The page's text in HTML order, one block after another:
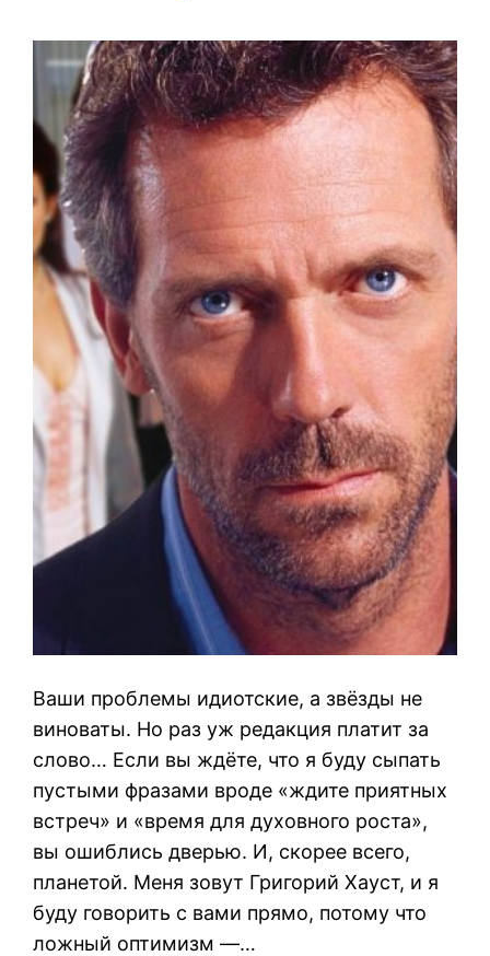
Ваши проблемы идиотские, а звёзды не
виноваты. Но раз уж редакция платит за
слово… Если вы ждёте, что я буду сыпать
пустыми фразами вроде «ждите приятных
встреч» и «время для духовного роста»,
вы ошиблись дверью. И, скорее всего,
планетой. Меня зовут Григорий Хауст, и я
буду говорить с вами прямо, потому что
ложный оптимизм —…